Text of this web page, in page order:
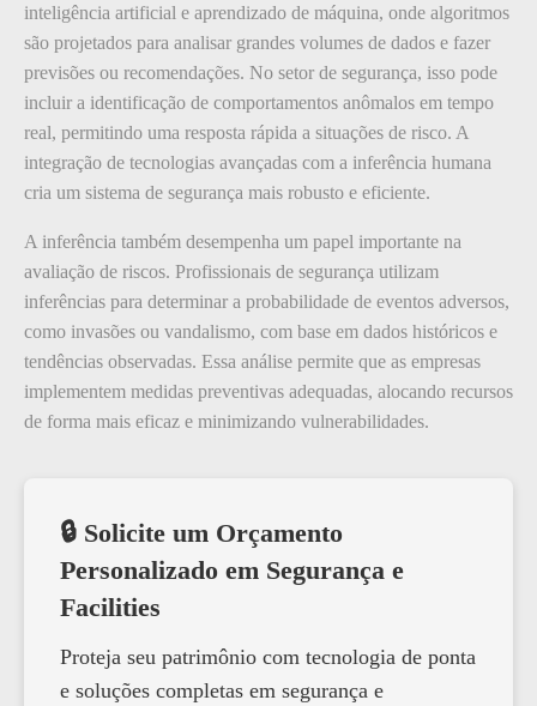
inteligência artificial e aprendizado de máquina, onde algoritmos
são projetados para analisar grandes volumes de dados e fazer
previsões ou recomendações. No setor de segurança, isso pode
incluir a identificação de comportamentos anômalos em tempo
real, permitindo uma resposta rápida a situações de risco. A
integração de tecnologias avançadas com a inferência humana
cria um sistema de segurança mais robusto e eficiente.
A inferência também desempenha um papel importante na
avaliação de riscos. Profissionais de segurança utilizam
inferências para determinar a probabilidade de eventos adversos,
como invasões ou vandalismo, com base em dados históricos e
tendências observadas. Essa análise permite que as empresas
implementem medidas preventivas adequadas, alocando recursos
de forma mais eficaz e minimizando vulnerabilidades.
🔒 Solicite um Orçamento
Personalizado em Segurança e
Facilities
Proteja seu patrimônio com tecnologia de ponta
e soluções completas em segurança e